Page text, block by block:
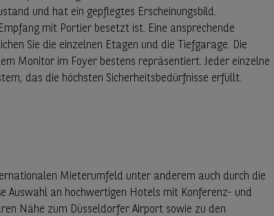
und hat ein gepflegtes Erscheinungsbild.
mit Portier besetzt ist. Eine ansprechende
Sie die einzelnen Etagen und die Tiefgarage. Die
Monitor im Foyer bestens repräsentiert. Jeder einzelne
das die höchsten Sicherheitsbedürfnisse erfüllt.
Mieterumfeld unter anderem auch durch die
Auswahl an hochwertigen Hotels mit Konferenz- und
Nähe zum Düsseldorfer Airport sowie zu den